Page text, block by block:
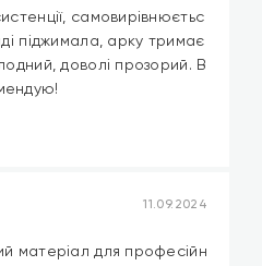
самовирівнюєтьс
піджимала, арку тримає
доволі прозорий. В
11.09.2024
матеріал для професійн